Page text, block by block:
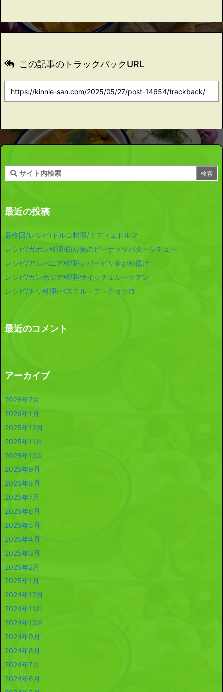
この記事のトラックバックURL
最近の投稿
最終回/レシピ/トルコ料理/ミディエドルマ
レシピ/ガボン料理/白身魚のピーナッツバターシチュー
レシピ/アルバニア料理/レバーピリ辛炒め揚げ
レシピ/カンボジア料理/サイッチュルークアン
レシピ/チリ料理/パステル・デ・チョクロ
最近のコメント
アーカイブ
2026年2月
2026年1月
2025年12月
2025年11月
2025年10月
2025年9月
2025年8月
2025年7月
2025年6月
2025年5月
2025年4月
2025年3月
2025年2月
2025年1月
2024年12月
2024年11月
2024年10月
2024年9月
2024年8月
2024年7月
2024年6月